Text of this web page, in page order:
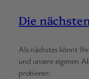
Die
Als nächstes könnt
und unsere eigenen
probieren: